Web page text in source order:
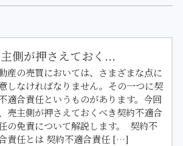
側が押さえておく...
産の売買においては、さまざまな点に
しなければなりません。その一つに契
適合責任というものがあります。今回
売主側が押さえておくべき契約不適合
の免責について解説します。 契約不
責任とは 契約不適合責任 […]